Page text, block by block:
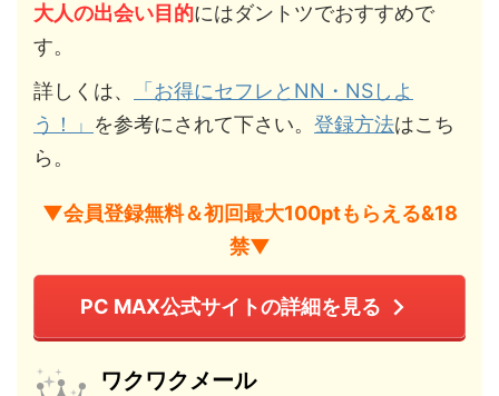
大人の出会い目的にはダントツでおすすめで
す。
詳しくは、
「お得にセフレとNN・NSしよ
う！」 を参考にされて下さい。 登録方法はこち
ら。
▼会員登録無料＆初回最大100ptもらえる&18
禁▼
PC MAX公式サイトの詳細を見る
ワクワクメール